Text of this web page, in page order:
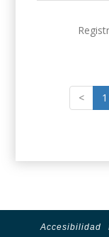
< 1
Accesibilidad